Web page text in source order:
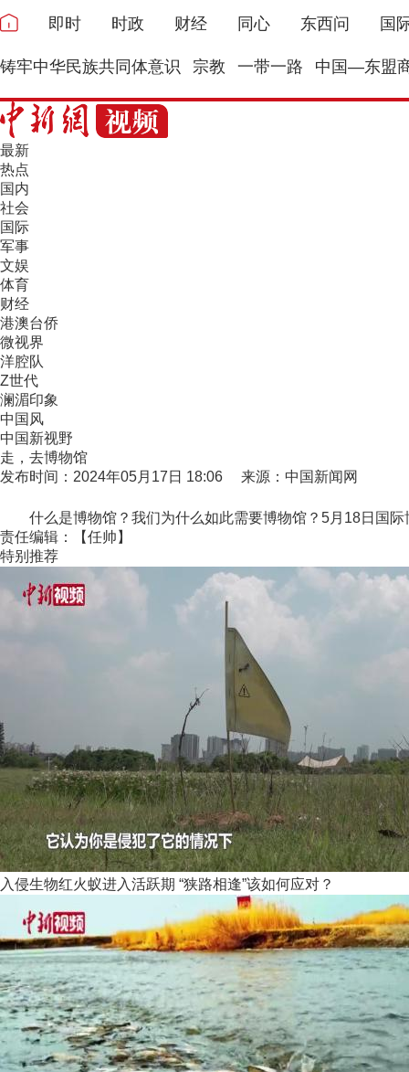
即时 时政 财经 同心 东西问 国
铸牢中华民族共同体意识 宗教 一带一路 中国—东盟
最新
热点
国内
社会
国际
军事
文娱
体育
财经
港澳台侨
微视界
洋腔队
Z世代
澜湄印象
中国风
中国新视野
走，去博物馆
发布时间：2024年05月17日 18:06 来源：中国新闻网
什么是博物馆？我们为什么如此需要博物馆？5月18日国际
责任编辑：【任帅】
特别推荐
入侵生物红火蚁进入活跃期 “狭路相逢”该如何应对？